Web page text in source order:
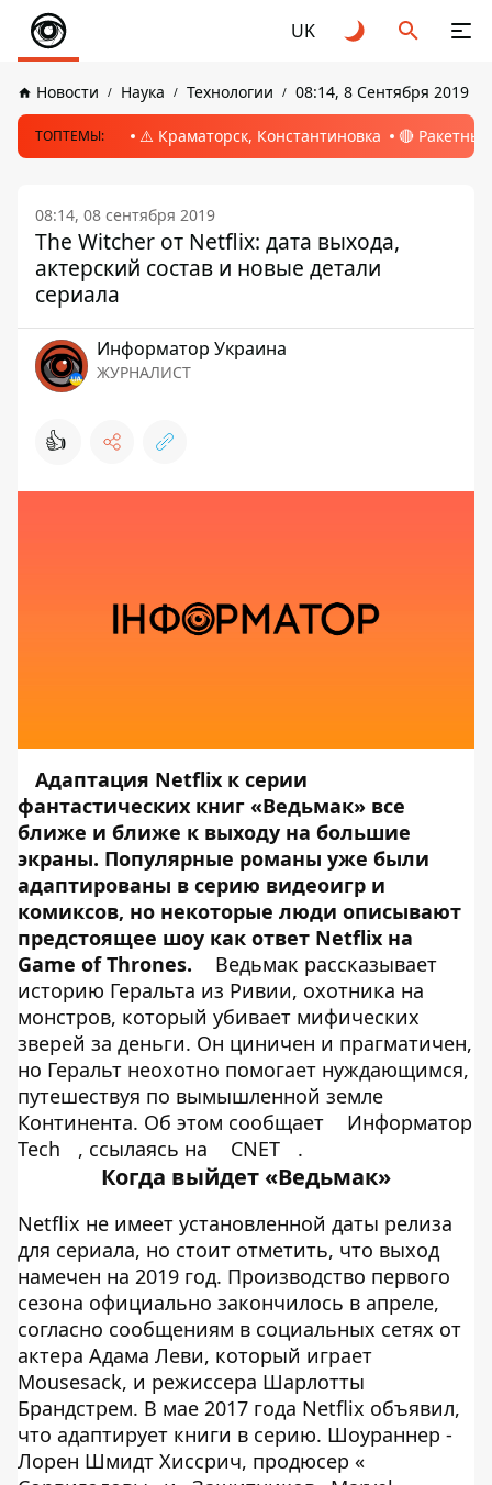
UK
Новости Наука Технологии 08:14, 8 Сентября 2019
ТОПТЕМЫ: ⚠️ Краматорск, Константиновка 🔴
08:14, 08 сентября 2019
The Witcher от Netflix: дата выхода,
актерский состав и новые детали
сериала
Информатор Украина
ЖУРНАЛИСТ
👍
Адаптация Netflix к серии
фантастических книг «Ведьмак» все
ближе и ближе к выходу на большие
экраны. Популярные романы уже были
адаптированы в серию видеоигр и
комиксов, но некоторые люди описывают
предстоящее шоу как ответ Netflix на
Game of Thrones.
Ведьмак рассказывает
историю Геральта из Ривии, охотника на
монстров, который убивает мифических
зверей за деньги. Он циничен и прагматичен,
но Геральт неохотно помогает нуждающимся,
путешествуя по вымышленной земле
Континента. Об этом сообщает
Информатор
Tech
, ссылаясь на CNET .
Когда выйдет «Ведьмак»
Netflix не имеет установленной даты релиза
для сериала, но стоит отметить, что выход
намечен на 2019 год. Производство первого
сезона официально закончилось в апреле,
согласно сообщениям в социальных сетях от
актера Адама Леви, который играет
Mousesack, и режиссера Шарлотты
Брандстрем. В мае 2017 года Netflix объявил,
что адаптирует книги в серию. Шоураннер -
Лорен Шмидт Хиссрич, продюсер «